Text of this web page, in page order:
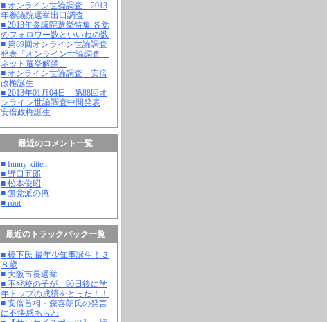
■ オンライン世論調査 2013
年参議院選挙出口調査
■ 2013年参議院選挙特集 各党
のフォロワー数といいねの数
■ 第89回オンライン世論調査
発表「オンライン世論調査
ネット選挙解禁」
■ オンライン世論調査 安倍
政権誕生
■ 2013年01月04日 第88回オ
ンライン世論調査中間発表
安倍政権誕生
最近のコメント一覧
■ funny kitten
■ 野口五郎
■ 松本俊昭
■ 無党派の俺
■ root
最近のトラックバック一覧
■ 橋下氏 最年少知事誕生！３
８歳
■ 大阪市長選挙
■ 不登校の子が、90日後に学
年トップの成績をとった！！
■ 安倍首相・森喜朗氏の発言
に不快感あらわ